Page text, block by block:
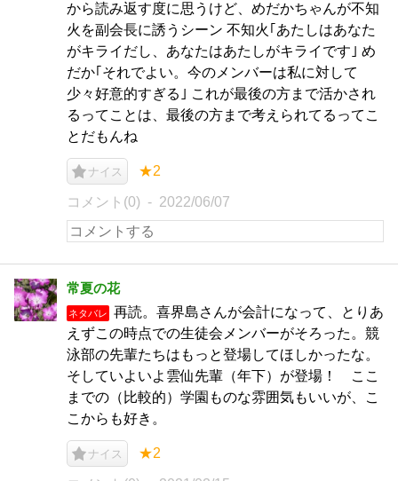
から読み返す度に思うけど、めだかちゃんが不知
火を副会長に誘うシーン 不知火｢あたしはあなた
がキライだし、あなたはあたしがキライです｣ め
だか｢それでよい。今のメンバーは私に対して
少々好意的すぎる｣ これが最後の方まで活かされ
るってことは、最後の方まで考えられてるってこ
とだもんね
ナイス ★2
コメント(0) 2022/06/07
常夏の花
ネタバレ
再読。喜界島さんが会計になって、とりあ
えずこの時点での生徒会メンバーがそろった。競
泳部の先輩たちはもっと登場してほしかったな。
そしていよいよ雲仙先輩（年下）が登場！ ここ
までの（比較的）学園ものな雰囲気もいいが、こ
こからも好き。
ナイス ★2